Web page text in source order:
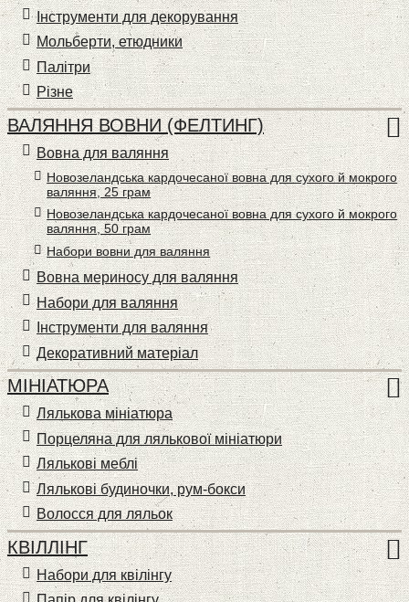
Інструменти для декорування
Мольберти, етюдники
Палітри
Різне
ВАЛЯННЯ ВОВНИ (ФЕЛТИНГ)
Вовна для валяння
Новозеландська кардочесаної вовна для сухого й мокрого
валяння, 25 грам
Новозеландська кардочесаної вовна для сухого й мокрого
валяння, 50 грам
Набори вовни для валяння
Вовна мериносу для валяння
Набори для валяння
Інструменти для валяння
Декоративний матеріал
МІНІАТЮРА
Лялькова мініатюра
Порцеляна для лялькової мініатюри
Лялькові меблі
Лялькові будиночки, рум-бокси
Волосся для ляльок
КВІЛЛІНГ
Набори для квілінгу